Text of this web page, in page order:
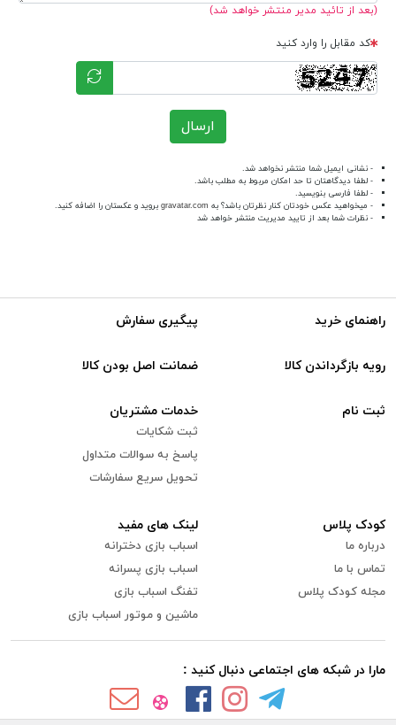
(بعد از تائید مدیر منتشر خواهد شد)
کد مقابل را وارد کنید
ارسال
- نشانی ایمیل شما منتشر نخواهد شد.
- لطفا دیدگاهتان تا حد امکان مربوط به مطلب باشد.
- لطفا فارسی بنویسید.
- میخواهید عکس خودتان کنار نظرتان باشد؟ به gravatar.com بروید و عکستان را اضافه کنید.
- نظرات شما بعد از تایید مدیریت منتشر خواهد شد
راهنمای خرید پیگیری سفارش
رویه بازگرداندن کالا ضمانت اصل بودن کالا
ثبت نام خدمات مشتریان
ثبت شکایات
پاسخ به سوالات متداول
تحویل سریع سفارشات
کودک پلاس
درباره ما
تماس با ما
مجله کودک پلاس
لینک های مفید
اسباب بازی دخترانه
اسباب بازی پسرانه
تفنگ اسباب بازی
ماشین و موتور اسباب بازی
مارا در شبکه های اجتماعی دنبال کنید :